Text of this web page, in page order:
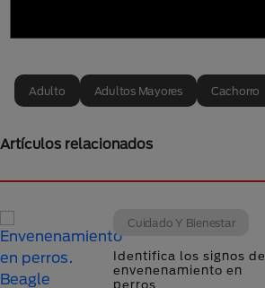
Adulto Adultos Mayores Cachorro
Artículos relacionados
Cuidado Y Bienestar
Identifica los signos de
envenenamiento en
perros